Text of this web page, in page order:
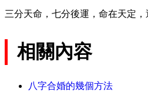
三分天命，七分後運，命在天定，
相關內容
八字合婚的幾個方法